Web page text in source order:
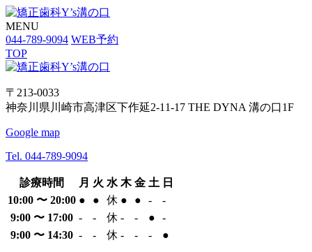
MENU
044-789-9094 WEB予約
TOP
〒213-0033
神奈川県川崎市高津区下作延2-11-17 THE DYNA 溝の口1F
Google map
Tel. 044-789-9094
診療時間 月 火 水 木 金 土 日
10:00 〜 20:00 ● ● 休 ● ● -
-
9:00 〜 17:00 - - 休 - - ●
-
9:00 〜 14:30 - - 休 - - - ●